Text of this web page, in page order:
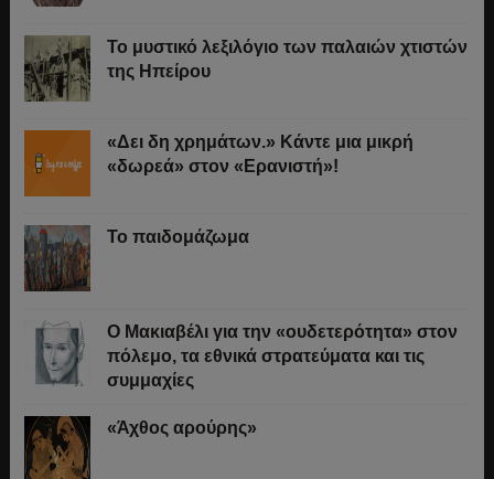
Το μυστικό λεξιλόγιο των παλαιών χτιστών
της Ηπείρου
«Δει δη χρημάτων.» Κάντε μια μικρή
«δωρεά» στον «Ερανιστή»!
Το παιδομάζωμα
O Μακιαβέλι για την «ουδετερότητα» στον
πόλεμο, τα εθνικά στρατεύματα και τις
συμμαχίες
«Άχθος αρούρης»